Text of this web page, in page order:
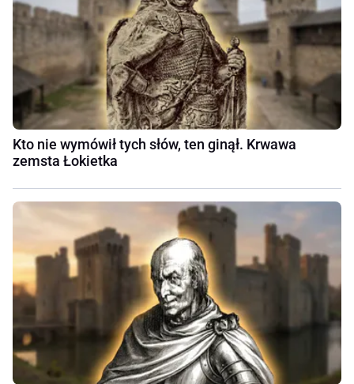
Kto nie wymówił tych słów, ten ginął. Krwawa
zemsta Łokietka